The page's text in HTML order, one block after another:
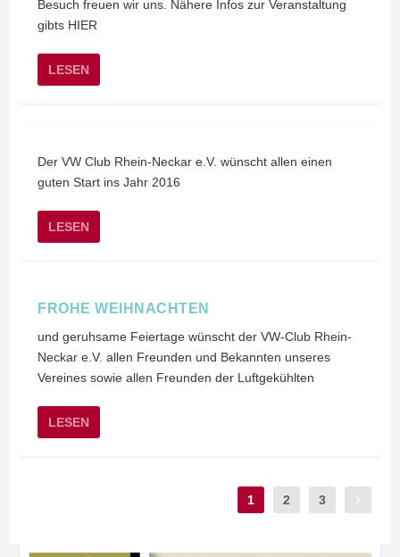
Besuch freuen wir uns. Nähere Infos zur Veranstaltung
gibts HIER
LESEN
Der VW Club Rhein-Neckar e.V. wünscht allen einen
guten Start ins Jahr 2016
LESEN
FROHE WEIHNACHTEN
und geruhsame Feiertage wünscht der VW-Club Rhein-
Neckar e.V. allen Freunden und Bekannten unseres
Vereines sowie allen Freunden der Luftgekühlten
LESEN
1 2 3